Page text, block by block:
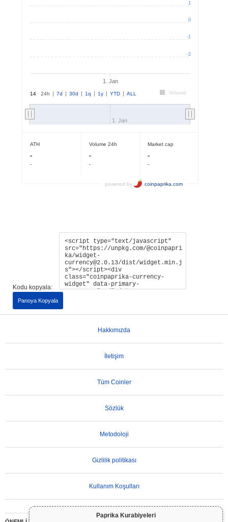
Paprika Kurabiyeleri
Kodu kopyala:
Panoya Kopyala
Hakkımızda
İletişim
Tüm Coinler
Sözlük
Metodoloji
Gizlilik politikası
Kullanım Koşulları